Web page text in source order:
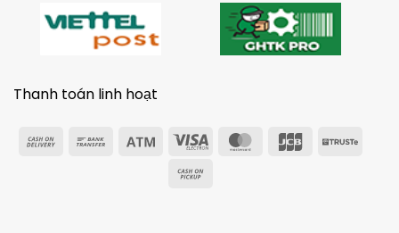
Thanh toán linh hoạt
Cash
Bank
Atm
Visa
MasterCard
JCB